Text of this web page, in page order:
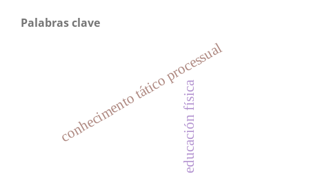
Palabras clave
educación física
conhecimento tático processual